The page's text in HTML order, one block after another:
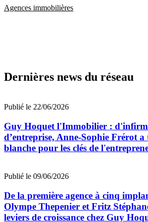
Agences immobilières
Dernières news du réseau
Publié le 22/06/2026
Guy Hoquet l'Immobilier :
d’entreprise, Anne-Sophie Frérot
blanche pour les clés de
Publié le 09/06/2026
De la première agence à cinq
Olympe Thepenier et Fritz
leviers de croissance chez Guy